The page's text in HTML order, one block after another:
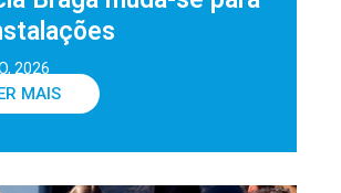
2026
MAIS